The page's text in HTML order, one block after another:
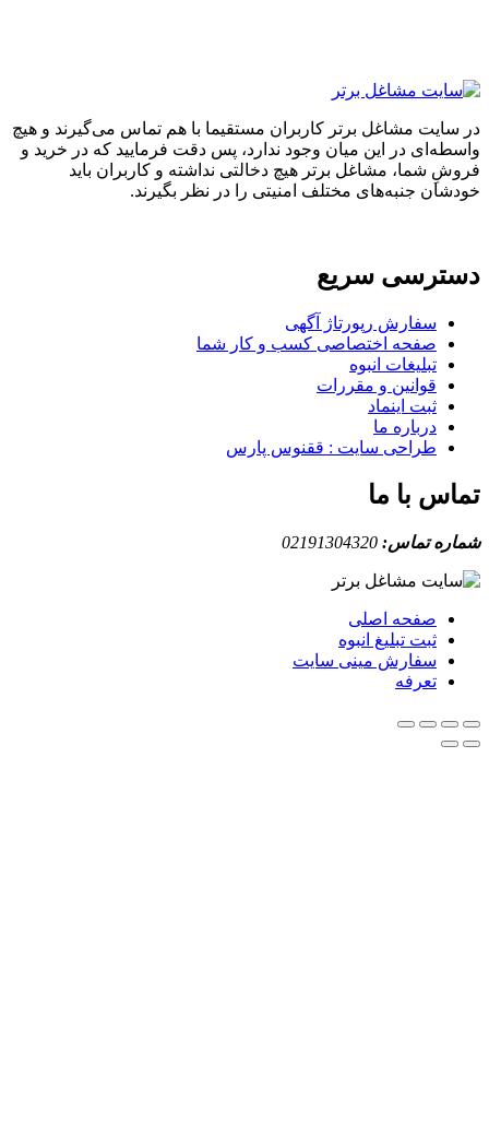
مشاغل برتر کاربران مستقیما با هم تماس می‌گیرند و هیچ
در این میان وجود ندارد، پس دقت فرمایید که در خرید و
شما، مشاغل برتر هیچ دخالتی نداشته و کاربران باید
جنبه‌های مختلف امنیتی را در نظر بگیرند.
سریع
سفارش رپورتاژ آگهی
صفحه اختصاصی کسب و کار شما
تبلیغات انبوه
قوانین و مقررات
ثبت اینماد
درباره ما
طراحی سایت : ققنوس پارس
با ما
تماس:02191304320
صفحه اصلی
ثبت تبلیغ انبوه
سفارش مینی سایت
تعرفه